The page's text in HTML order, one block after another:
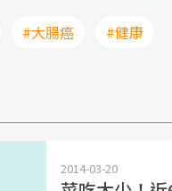
#大腸癌 #健康
2014-03-20